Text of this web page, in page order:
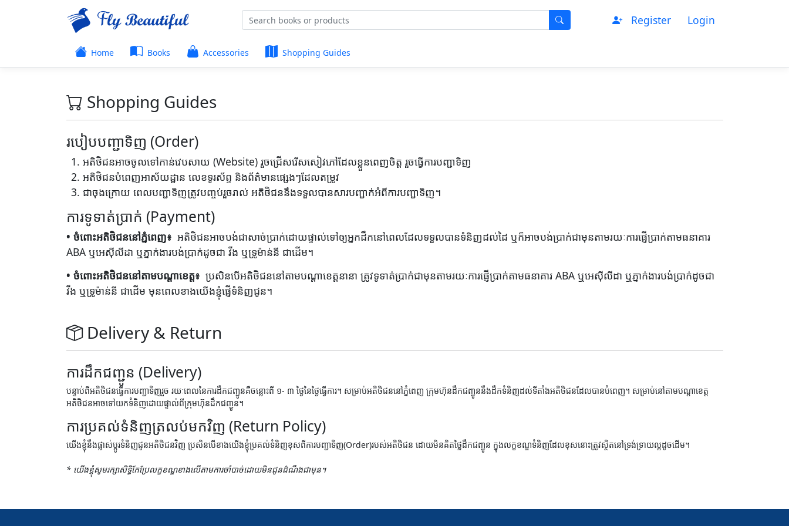
Register Login
Home Books Accessories Shopping Guides
Shopping Guides
របៀបបញ្ជាទិញ (Order)
អតិថិជនអាចចូលទៅកាន់វេបសាយ (Website) រួចជ្រើសរើសសៀវភៅដែលខ្លួនពេញចិត្ត រួចធ្វើការបញ្ជាទិញ
អតិថិជនបំពេញអាស័យដ្ឋាន លេខទូរស័ព្ទ និងព័ត៌មានផ្សេងៗដែលតម្រូវ
ជាចុងក្រោយ ពេលបញ្ជាទិញត្រូវបញ្ចប់រួចរាល់ អតិថិជននឹងទទួលបានសារបញ្ជាក់អំពីការបញ្ជាទិញ។
ការទូទាត់ប្រាក់ (Payment)
• ចំពោះអតិថិជននៅភ្នំពេញ៖ ​ អតិថិជនអាចបង់ជាសាច់ប្រាក់ដោយផ្ទាល់ទៅឲ្យអ្នកដឹកនៅពេលដែលទទួលបានទំនិញដល់ដៃ ឬក៏អាចបង់ប្រាក់ជាមុនតាមរយៈការផ្ញើប្រាក់តាមធនាគារ
ABA ឬអេស៊ីលីដា ឬភ្នាក់ងារបង់ប្រាក់ដូចជា វីង ឬទ្រូម៉ាន់នី ជាដើម។
• ចំពោះអតិថិជននៅតាមបណ្តាខេត្ត៖ ​ ប្រសិនបើអតិថិជននៅតាមបណ្តាខេត្តនានា ត្រូវទូទាត់ប្រាក់ជាមុនតាមរយៈការផ្ញើប្រាក់តាមធនាគារ ABA ឬអេស៊ីលីដា ឬភ្នាក់ងារបង់ប្រាក់ដូចជា
វីង ឬទ្រូម៉ាន់នី ជាដើម មុនពេលខាងយើងខ្ញុំផ្ញើទំនិញជូន។
Delivery & Return
ការដឹកជញ្ជូន (Delivery)
បន្ទាប់ពីអតិថិជនធ្វើការបញ្ជាទិញរួច រយៈពេលនៃការដឹកជញ្ជូនគឺចន្លោះពី ១- ៣ ថ្ងៃនៃថ្ងៃធ្វើការ។ សម្រាប់អតិថិជននៅភ្នំពេញ ក្រុមហ៊ុនដឹកជញ្ជូននឹងដឹកទំនិញដល់ទីតាំងអតិថិជនដែលបានបំពេញ។ សម្រាប់នៅតាមបណ្តាខេត្ត
អតិថិជនអាចទៅយកទំនិញដោយផ្ទាល់ពីក្រុមហ៊ុនដឹកជញ្ជូន។
ការប្រគល់ទំនិញត្រលប់មកវិញ (Return Policy)
យើងខ្ញុំនឹងផ្លាស់ប្តូរទំនិញជូនអតិថិជនវិញ ប្រសិនបើខាងយើងខ្ញុំប្រគល់ទំនិញខុសពីការបញ្ជាទិញ(Order)របស់អតិថិជន ដោយមិនគិតថ្លៃដឹកជញ្ជូន ក្នុងលក្ខខណ្ឌទំនិញដែលខុសនោះត្រូវស្ថិតនៅទ្រង់ទ្រាយល្អដូចដើម។
* យើងខ្ញុំសូមរក្សាសិទ្ធិកែប្រែលក្ខខណ្ឌខាងលើតាមការចាំបាច់ដោយមិនជូនដំណឹងជាមុន។